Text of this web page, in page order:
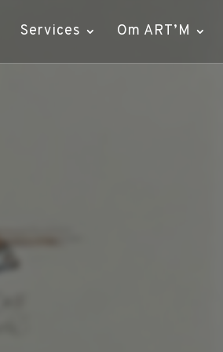
Services Om ART’M